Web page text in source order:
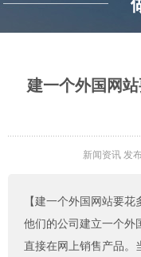
建一个外国网
新闻资讯 发
【建一个外国网站要花
他们的公司建立一个外
直接在网上销售产品。